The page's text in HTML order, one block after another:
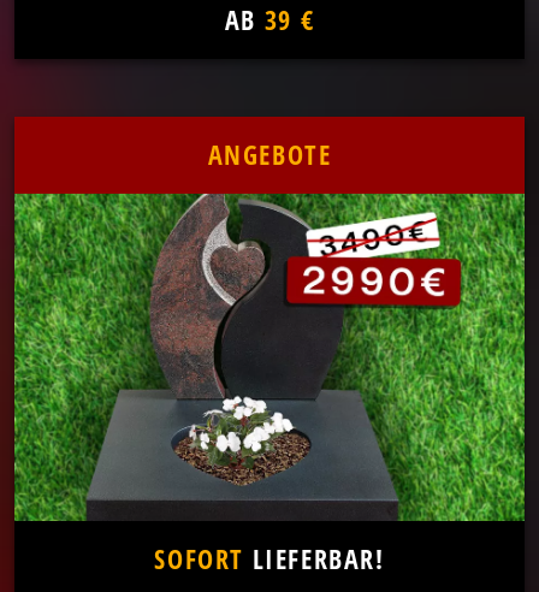
AB 39 €
ANGEBOTE
SOFORT LIEFERBAR!